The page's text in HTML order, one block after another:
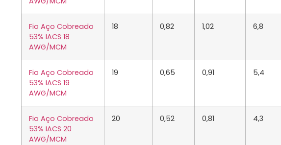
Fio Aço Cobreado
53% IACS 18
AWG/MCM
18 0,82 1,02 6,8
Fio Aço Cobreado
53% IACS 19
AWG/MCM
19 0,65 0,91 5,4
Fio Aço Cobreado
53% IACS 20
AWG/MCM
20 0,52 0,81 4,3